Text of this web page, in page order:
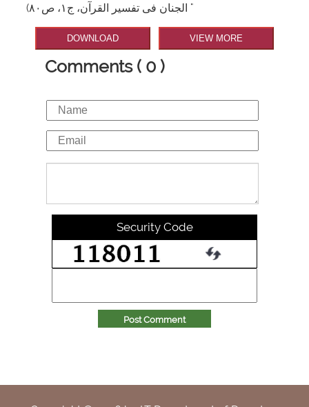
الجنان فی تفسیر القرآن، ج۱، ص۸۰) "
DOWNLOAD VIEW MORE
Comments ( 0 )
Security Code
Post Comment